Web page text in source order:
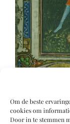
Om de beste
cookies om
Door in te stemmen